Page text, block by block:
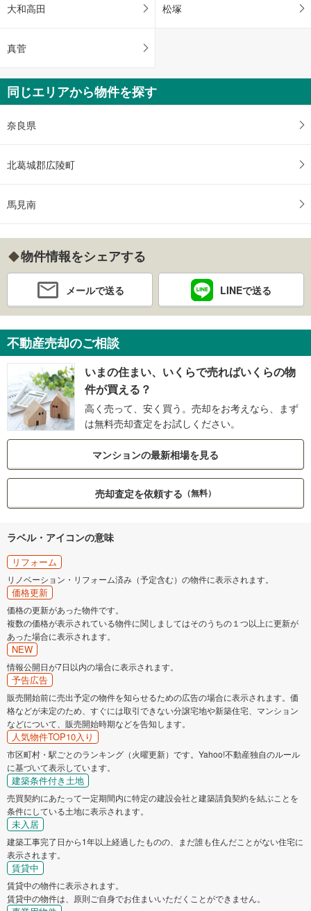
大和高田 松塚
真菅
同じエリアから物件を探す
奈良県
北葛城郡広陵町
馬見南
物件情報をシェアする
メールで送る LINEで送る
不動産売却のご相談
いまの住まい、いくらで売ればいくらの物
件が買える？
高く売って、安く買う。売却をお考えなら、まず
は無料売却査定をお試しください。
マンションの最新相場を見る
売却査定を依頼する （無料）
ラベル・アイコンの意味
リフォーム
リノベーション・リフォーム済み（予定含む）の物件に表示されます。
価格更新
価格の更新があった物件です。
複数の価格が表示されている物件に関しましてはそのうちの１つ以上に更新が
あった場合に表示されます。
NEW
情報公開日が7日以内の場合に表示されます。
予告広告
販売開始前に売出予定の物件を知らせるための広告の場合に表示されます。価
格などが未定のため、すぐには取引できない分譲宅地や新築住宅、マンション
などについて、販売開始時期などを告知します。
人気物件TOP10入り
市区町村・駅ごとのランキング（火曜更新）です。Yahoo!不動産独自のルール
に基づいて表示しています。
建築条件付き土地
売買契約にあたって一定期間内に特定の建設会社と建築請負契約を結ぶことを
条件にしている土地に表示されます。
未入居
建築工事完了日から1年以上経過したものの、まだ誰も住んだことがない住宅に
表示されます。
賃貸中
賃貸中の物件に表示されます。
賃貸中の物件は、原則ご自身でお住まいいただくことができません。